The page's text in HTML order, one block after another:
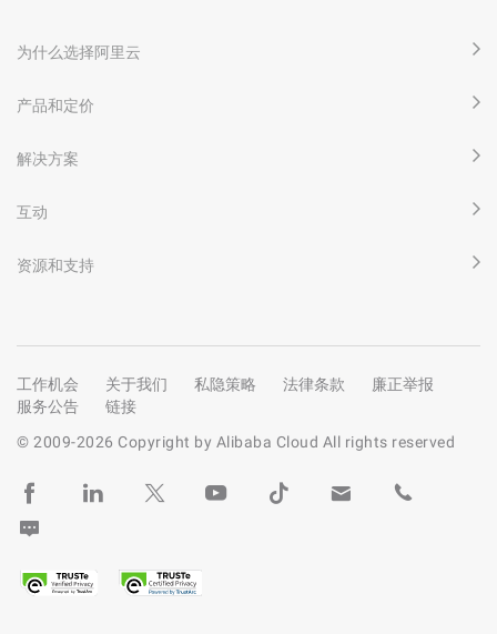
为什么选择阿里云
产品和定价
解决方案
互动
资源和支持
工作机会 关于我们 私隐策略 法律条款
廉正举报
服务公告
链接
© 2009-2026 Copyright by Alibaba Cloud All rights reserved